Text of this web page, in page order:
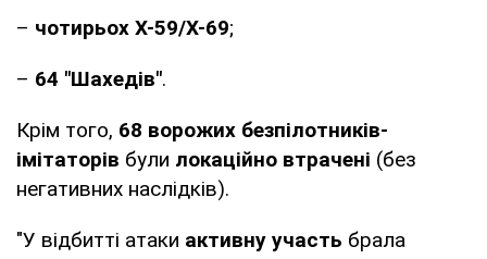
– чотирьох Х-59/Х-69;
– 64 "Шахедів".
Крім того, 68 ворожих безпілотників-
імітаторів були локаційно втрачені (без
негативних наслідків).
"У відбитті атаки активну участь брала